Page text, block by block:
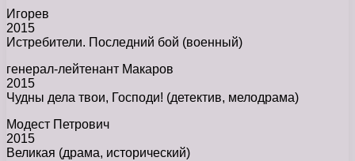
Игорев
2015
Истребители. Последний бой (военный)
генерал-лейтенант Макаров
2015
Чудны дела твои, Господи! (детектив, мелодрама)
Модест Петрович
2015
Великая (драма, исторический)